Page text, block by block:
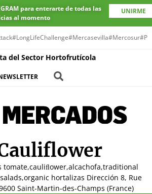
para enterarte de todas las
al momento
UNIRME
#LongLifeChallenge#Mercasevilla#Mercosur
del Sector Hortofrutícola
tomate,cauliﬂower,alcachofa,traditional
hortalizas Dirección 8, Rue
Saint-Martin-des-Champs (France)